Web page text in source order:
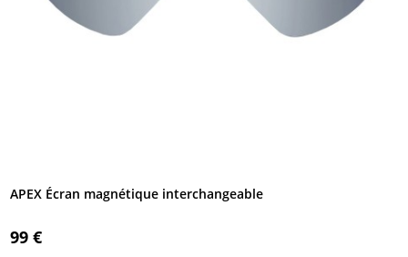
APEX Écran magnétique interchangeable
99 €